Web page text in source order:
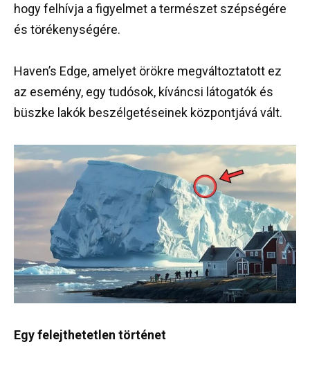
hogy felhívja a figyelmet a természet szépségére
és törékenységére.
Haven’s Edge, amelyet örökre megváltoztatott ez
az esemény, egy tudósok, kíváncsi látogatók és
büszke lakók beszélgetéseinek központjává vált.
Egy felejthetetlen történet